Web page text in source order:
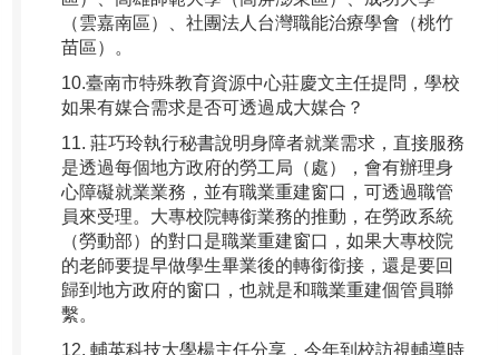
（雲嘉南區）、社團法人台灣職能治療學會（桃竹
苗區）。
10.臺南市特殊教育資源中心莊慶文主任提問，學校
如果有媒合需求是否可透過成大媒合？
11. 莊巧玲執行秘書說明身障者就業需求，直接服務
是透過每個地方政府的勞工局（處），會有辦理身
心障礙就業業務，並有職業重建窗口，可透過職管
員來受理。大專校院轉銜業務的推動，在勞政系統
（勞動部）的對口是職業重建窗口，如果大專校院
的老師要提早做學生畢業後的轉銜銜接，還是要回
歸到地方政府的窗口，也就是和職業重建個管員聯
繫。
12. 輔英科技大學楊主任分享，今年到校訪視輔導時